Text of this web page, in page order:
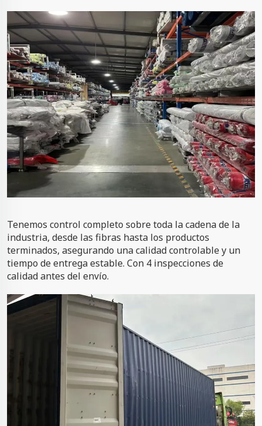
Tenemos control completo sobre toda la cadena de la
industria, desde las fibras hasta los productos
terminados, asegurando una calidad controlable y un
tiempo de entrega estable. Con 4 inspecciones de
calidad antes del envío.